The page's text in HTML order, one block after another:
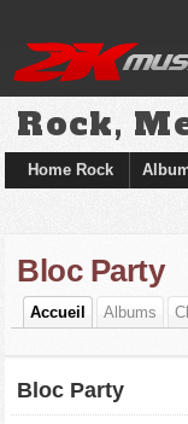
Rock,
Home Rock
Bloc Party
Accueil Albums
Bloc Party